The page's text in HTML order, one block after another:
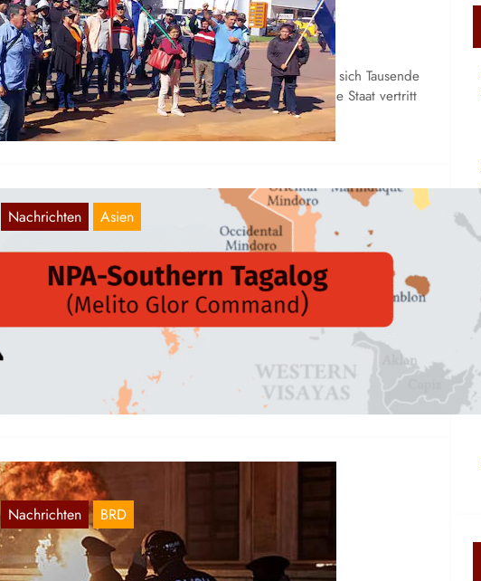
Großgrundbesitz
Dez. 30, 2025
Im Departamento San Pedro, im Osten Paraguays, haben sich Tausende
Bauern gegen den Staat erhoben. Dieser paraguayanische Staat vertritt
die…
Nachrichten Asien
Philippinen | NPA-Süd-Tagalog: Unterstützt die
indischeRevolution!
Dez. 30, 2025
Hiermit teilen wir eine inoffizielle Übersetzung einer Solidaritätserklärung
mit dem Volkskrieg in Indien von den Philippinen: Das Melito Glor
Nachrichten BRD
Zwischen Hamburg und Tirana
c